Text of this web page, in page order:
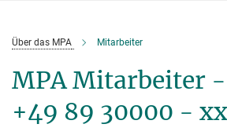
Über das MPA Mitarbeiter
MPA Mitarbeiter
+49 89 30000 -